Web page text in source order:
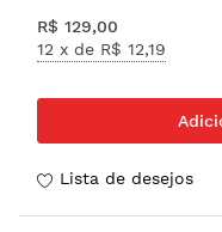
R$ 129,00
12 x de R$ 12,19
Lista de desejos